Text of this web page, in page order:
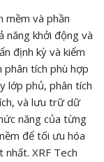
mềm và phần
năng khởi động và
định kỳ và kiểm
tích phù hợp
lớp phủ, phân tích
và lưu trữ dữ
năng của từng
để tối ưu hóa
XRF Tech